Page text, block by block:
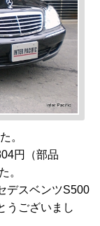
。
円（部品
。
デスベンツS500
うございまし